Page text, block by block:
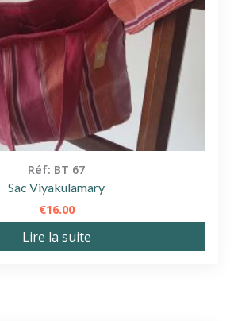
Réf: BT 67
Sac Viyakulamary
€16.00
Lire la suite